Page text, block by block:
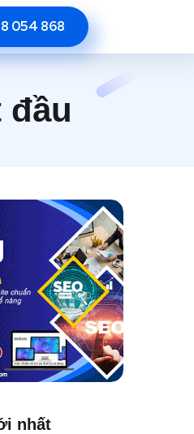
054 868
nhất